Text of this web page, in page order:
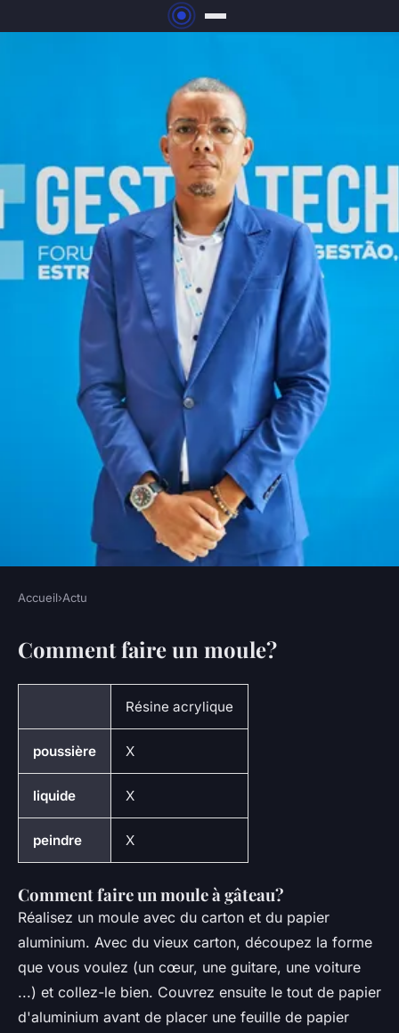
Comment faire un moule en
plastique ?
Accueil›Actu
Comment faire un moule?
Résine acrylique
poussière X
liquide X
peindre X
Comment faire un moule à gâteau?
Réalisez un moule avec du carton et du papier
aluminium. Avec du vieux carton, découpez la forme
que vous voulez (un cœur, une guitare, une voiture
...) et collez-le bien. Couvrez ensuite le tout de papier
d'aluminium avant de placer une feuille de papier